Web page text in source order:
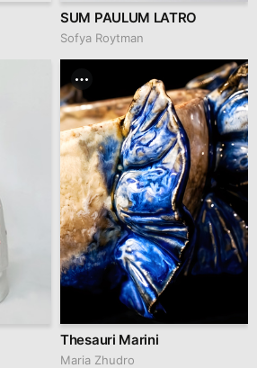
SUM PAULUM LATRO
Sofya Roytman
Thesauri Marini
Maria Zhudro